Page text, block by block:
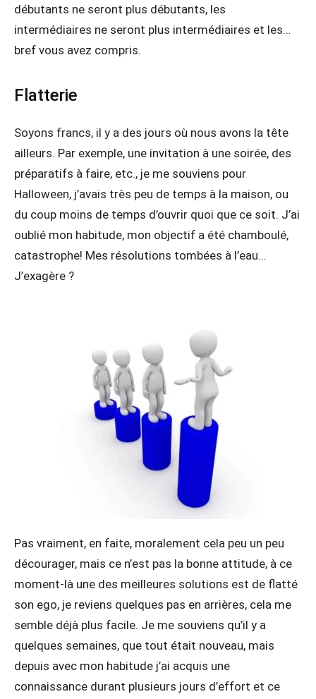
débutants ne seront plus débutants, les
intermédiaires ne seront plus intermédiaires et les…
bref vous avez compris.
Flatterie
Soyons francs, il y a des jours où nous avons la tête
ailleurs. Par exemple, une invitation à une soirée, des
préparatifs à faire, etc., je me souviens pour
Halloween, j’avais très peu de temps à la maison, ou
du coup moins de temps d’ouvrir quoi que ce soit. J’ai
oublié mon habitude, mon objectif a été chamboulé,
catastrophe! Mes résolutions tombées à l’eau…
J’exagère ?
Pas vraiment, en faite, moralement cela peu un peu
décourager, mais ce n’est pas la bonne attitude, à ce
moment-là une des meilleures solutions est de flatté
son ego, je reviens quelques pas en arrières, cela me
semble déjà plus facile. Je me souviens qu’il y a
quelques semaines, que tout était nouveau, mais
depuis avec mon habitude j’ai acquis une
connaissance durant plusieurs jours d’effort et ce